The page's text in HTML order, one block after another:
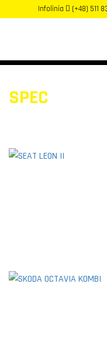
Infolinia (+48) 511
SPEC